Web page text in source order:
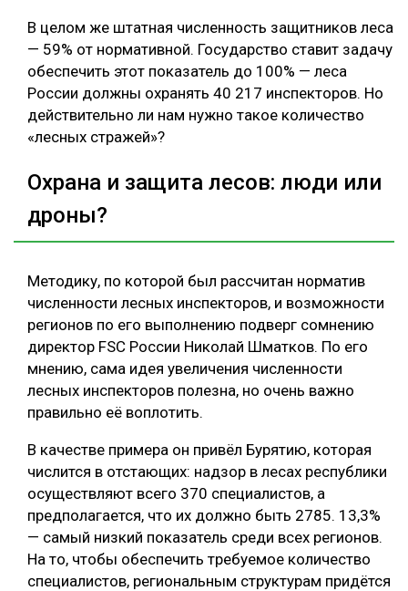
В целом же штатная численность защитников леса
— 59% от нормативной. Государство ставит задачу
обеспечить этот показатель до 100% — леса
России должны охранять 40 217 инспекторов. Но
действительно ли нам нужно такое количество
«лесных стражей»?
Охрана и защита лесов: люди или
дроны?
Методику, по которой был рассчитан норматив
численности лесных инспекторов, и возможности
регионов по его выполнению подверг сомнению
директор FSC России Николай Шматков. По его
мнению, сама идея увеличения численности
лесных инспекторов полезна, но очень важно
правильно её воплотить.
В качестве примера он привёл Бурятию, которая
числится в отстающих: надзор в лесах республики
осуществляют всего 370 специалистов, а
предполагается, что их должно быть 2785. 13,3%
— самый низкий показатель среди всех регионов.
На то, чтобы обеспечить требуемое количество
специалистов, региональным структурам придётся